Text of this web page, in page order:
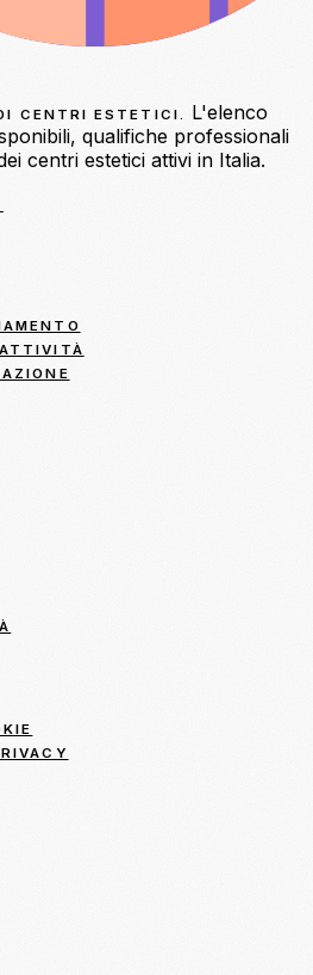
CENTRI ESTETICI.
L'elenco
qualifiche professionali
centri estetici attivi in Italia.